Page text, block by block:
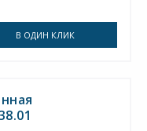
В ОДИН КЛИК